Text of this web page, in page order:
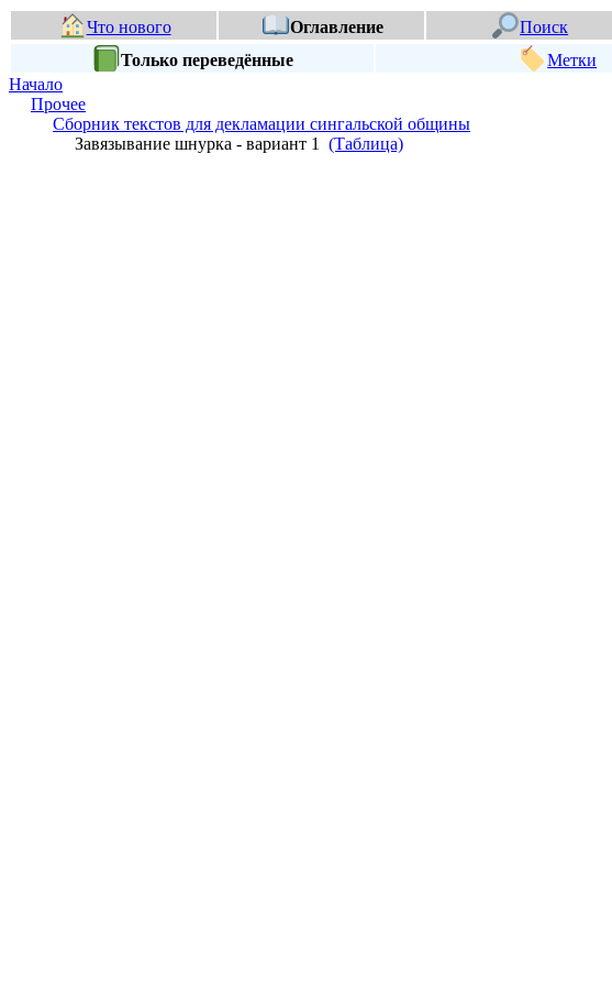
Что нового Оглавление Поиск
Только переведённые
Метки
Начало
Прочее
Сборник текстов для декламации сингальской общины
Завязывание шнурка - вариант 1 (Таблица)